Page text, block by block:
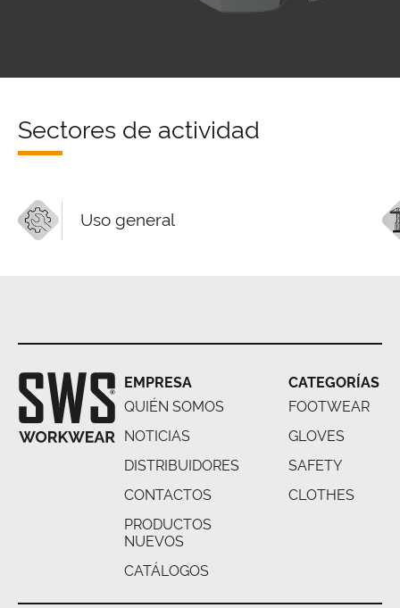
Sectores de actividad
Uso general
EMPRESA
QUIÉN SOMOS
NOTICIAS
DISTRIBUIDORES
CONTACTOS
PRODUCTOS
NUEVOS
CATÁLOGOS
CATEGORÍAS
FOOTWEAR
GLOVES
SAFETY
CLOTHES